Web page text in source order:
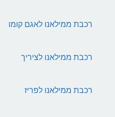
רכבת ממילאנו לאגם קומו
רכבת ממילאנו לציריך
רכבת ממילאנו לפריז